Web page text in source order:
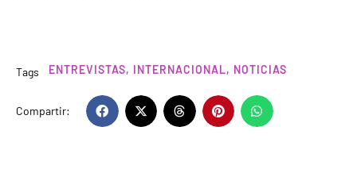
Tags ENTREVISTAS, INTERNACIONAL, NOTICIAS
Compartir: